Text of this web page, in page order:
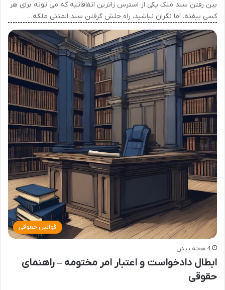
بین رفتن سند ملک یکی از استرس زاترین اتفاقاتیه که می تونه برای هر
کسی بیفته. اما نگران نباشید، راه حلش گرفتن سند المثنی ملکه…
قوانین حقوقی
4 هفته پیش
ابطال دادخواست و اعتبار امر مختومه – راهنمای
حقوقی